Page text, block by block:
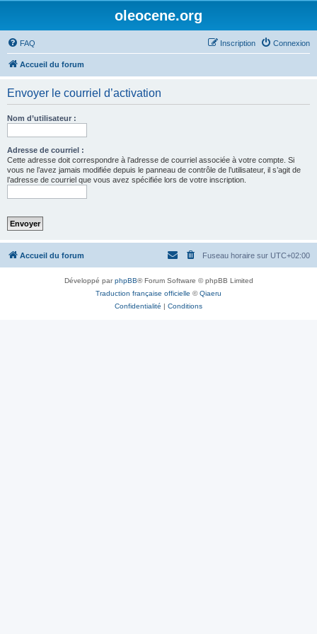
oleocene.org
FAQ Connexion
Inscription
Accueil du forum
Envoyer le courriel d’activation
Nom d’utilisateur :
Adresse de courriel :
Cette adresse doit correspondre à l’adresse de courriel associée à votre compte. Si
vous ne l’avez jamais modifiée depuis le panneau de contrôle de l’utilisateur, il s’agit de
l’adresse de courriel que vous avez spécifiée lors de votre inscription.
Accueil du forum Fuseau horaire sur UTC+02:00
Développé parphpBB® Forum Software © phpBB Limited
Traduction française officielle ©Qiaeru
Confidentialité | Conditions